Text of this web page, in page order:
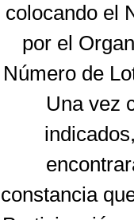
colocando el
por el
Número de
Una vez
constancia